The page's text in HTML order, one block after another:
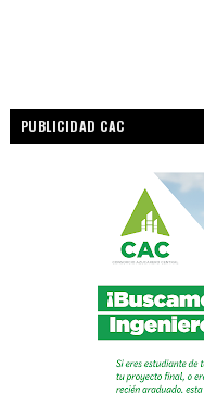
PUBLICIDAD CAC